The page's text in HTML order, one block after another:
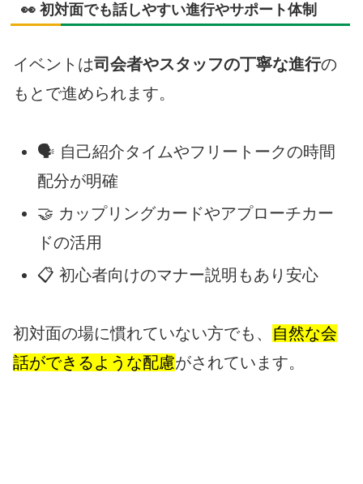
👀 初対面でも話しやすい進行やサポート体制
イベントは司会者やスタッフの丁寧な進行の
もとで進められます。
🗣 自己紹介タイムやフリートークの時間
配分が明確
🤝 カップリングカードやアプローチカー
ドの活用
📋 初心者向けのマナー説明もあり安心
初対面の場に慣れていない方でも、 自然な会
話ができるような配慮がされています。